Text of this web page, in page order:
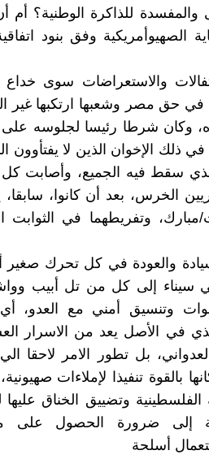
والمفسدة للذاكرة الوطنية؟ أم
الصهيوأمريكية وفق بنود
والاستعراضات سوى خداع
حق مصر وشعبها ارتكبها غير
وكان شرطا رئيسا لجلوسه
ذلك الإخوان الذين لا يفتأوون
سقط فيه الجميع، وأصابت كل
الخرس، بعد أن كانوا، سابقا،
وتفريطهما في الثوابت
والعودة في كل تحرك صغير
سيناء إلى كل من تل أبيب
وتنسيق أمني مع العدو، أي
في الأصل يعد من الاسرار
بل تطور الامر لاحقا
بالقوة تنفيذا لإملاءات
وتضييق الخناق عليها
إلى ضرورة الحصول على
أسلحة